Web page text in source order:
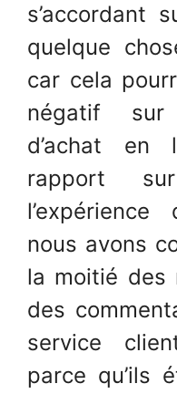
s’accordant
quelque
car cela
négatif sur
d’achat en
rapport
nous avons
la moitié des
des
service
parce qu’ils